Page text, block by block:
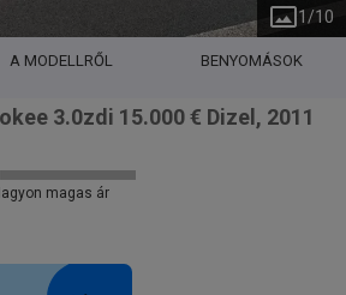
1 /10
A MODELLRŐL BENYOMÁSOK
3.0zdi 15.000 € Dizel, 2011
magas ár